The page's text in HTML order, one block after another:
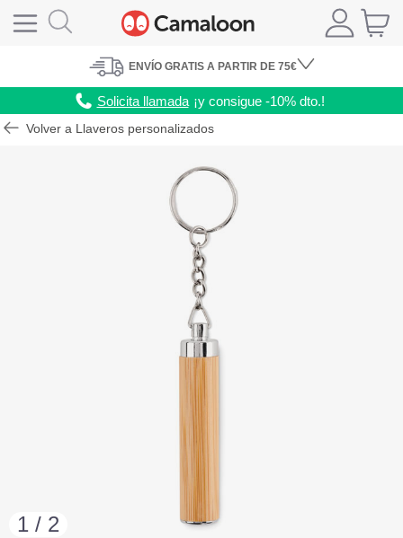
ENVÍO GRATIS A PARTIR DE 75€
Solicita llamada ¡y consigue -10% dto.!
Volver a Llaveros personalizados
1 / 2